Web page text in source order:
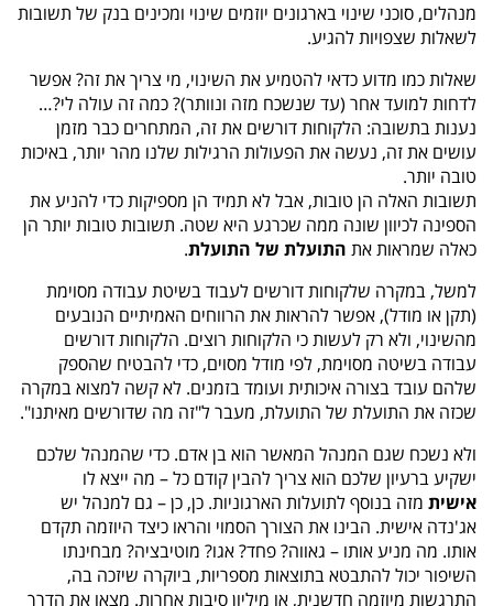
מנהלים, סוכני שינוי בארגונים יוזמים שינוי ומכינים בנק של תשובות
לשאלות שצפויות להגיע.
שאלות כמו מדוע כדאי להטמיע את השינוי, מי צריך את זה? אפשר
לדחות למועד אחר (עד שנשכח מזה ונוותר)? כמה זה עולה לי?…
נענות בתשובה: הלקוחות דורשים את זה, המתחרים כבר מזמן
עושים את זה, נעשה את הפעולות הרגילות שלנו מהר יותר, באיכות
טובה יותר.
תשובות האלה הן טובות, אבל לא תמיד הן מספיקות כדי להניע את
הספינה לכיוון שונה ממה שכרגע היא שטה. תשובות טובות יותר הן
כאלה שמראות את התועלת של התועלת.
למשל, במקרה שלקוחות דורשים לעבוד בשיטת עבודה מסוימת
(תקן או מודל), אפשר להראות את הרווחים האמיתיים הנובעים
מהשינוי, ולא רק לעשות כי הלקוחות רוצים. הלקוחות דורשים
עבודה בשיטה מסוימת, לפי מודל מסוים, כדי להבטיח שהספק
שלהם עובד בצורה איכותית ועומד בזמנים. לא קשה למצוא במקרה
שכזה את התועלת של התועלת, מעבר ל"זה מה שדורשים מאיתנו".
ולא נשכח שגם המנהל המאשר הוא בן אדם. כדי שהמנהל שלכם
ישקיע ברעיון שלכם הוא צריך להבין קודם כל – מה ייצא לו
אישית מזה בנוסף לתועלות הארגוניות. כן, כן – גם למנהל יש
אג'נדה אישית. הבינו את הצורך הסמוי והראו כיצד היוזמה תקדם
אותו. מה מניע אותו – גאווה? פחד? אגו? מוטיבציה? מבחינתו
השיפור יכול להתבטא בתוצאות מספריות, ביוקרה שיזכה בה,
התרגשות מיוזמה חדשנית, או מיליון סיבות אחרות. מצאו את הדרך